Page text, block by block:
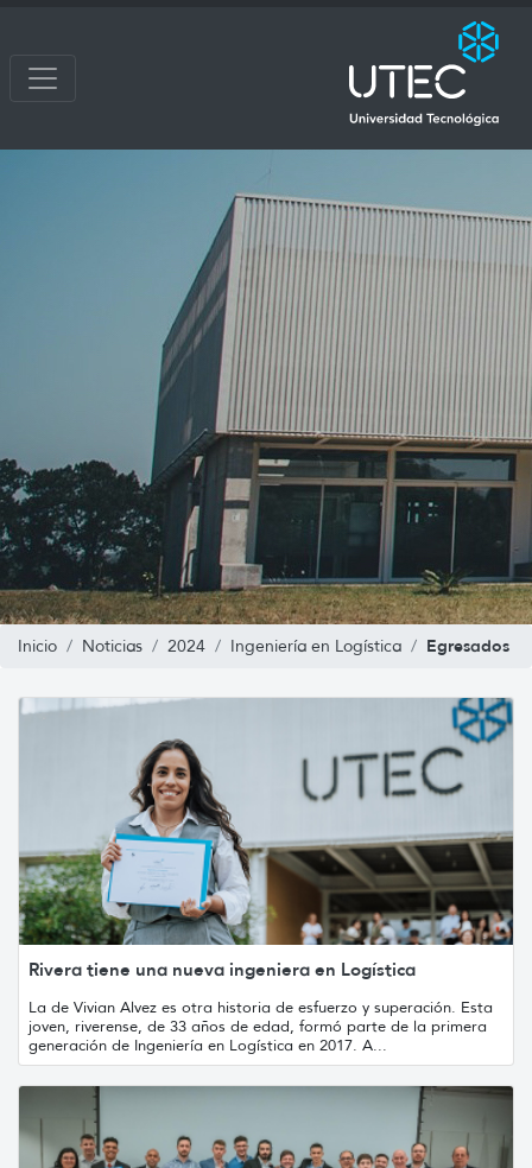
Inicio Noticias 2024 Ingeniería en Logística Egresados
Rivera tiene una nueva ingeniera en Logística
La de Vivian Alvez es otra historia de esfuerzo y superación. Esta
joven, riverense, de 33 años de edad, formó parte de la primera
generación de Ingeniería en Logística en 2017. A...